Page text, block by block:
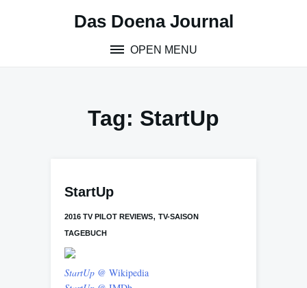
Das Doena Journal
OPEN MENU
Tag: StartUp
StartUp
2016 TV PILOT REVIEWS, TV-SAISON
TAGEBUCH
StartUp @ Wikipedia